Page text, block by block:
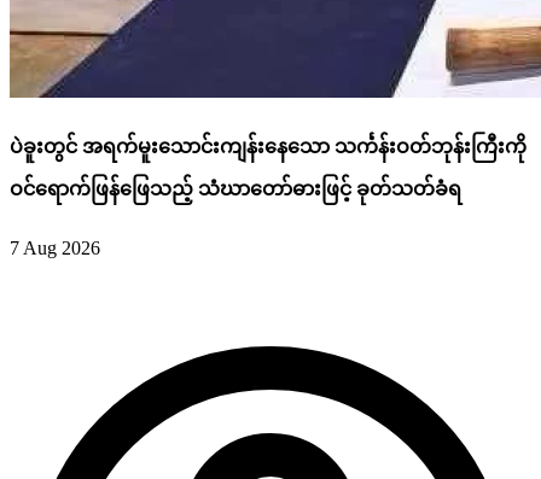
ပဲခူးတွင် အရက်မူးသောင်းကျန်းနေသော သင်္ကန်းဝတ်ဘုန်းကြီးကို
ဝင်ရောက်ဖြန်ဖြေသည့် သံဃာတော်ဓားဖြင့် ခုတ်သတ်ခံရ
7 Aug 2026